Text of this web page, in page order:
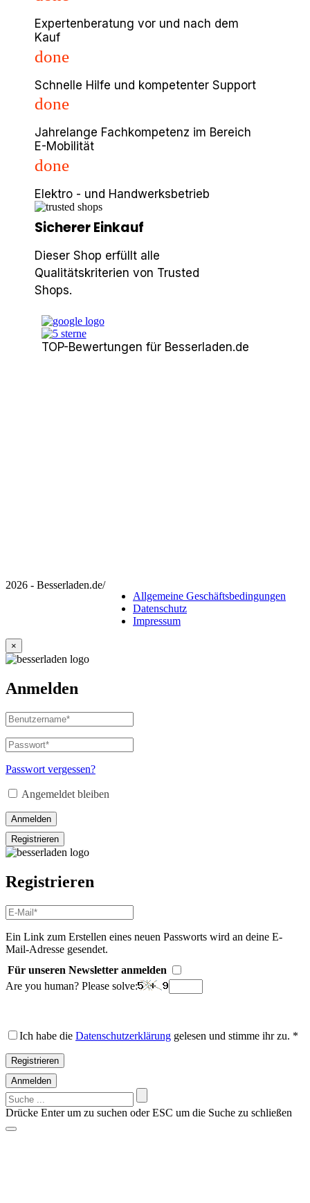
Expertenberatung vor und nach dem
Kauf
done
Schnelle Hilfe und kompetenter Support
done
Jahrelange Fachkompetenz im Bereich
E-Mobilität
done
Elektro - und Handwerksbetrieb
Sicherer Einkauf
Dieser Shop erfüllt alle
Qualitätskriterien von Trusted
Shops.
TOP-Bewertungen für Besserladen.de
2026 - Besserladen.de/
Allgemeine Geschäftsbedingungen
Datenschutz
Impressum
×
Anmelden
Benutzername
oder
E-
Mail-
Adresse*
Passwort*
Erforderlich
Passwort vergessen?
Angemeldet bleiben
Anmelden
Registrieren
Registrieren
E-
Mail-
Adresse*
Erforderlich
Ein Link zum Erstellen eines neuen Passworts wird an deine E-
Mail-Adresse gesendet.
Für unseren Newsletter anmelden
Are you human? Please solve:
Ich habe die Datenschutzerklärung gelesen und stimme ihr zu. *
Registrieren
Anmelden
Suchen
nach:
Drücke Enter um zu suchen oder ESC um die Suche zu schließen